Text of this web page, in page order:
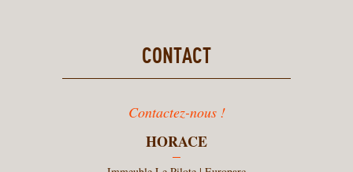
CONTACT
Contactez-nous !
HORACE